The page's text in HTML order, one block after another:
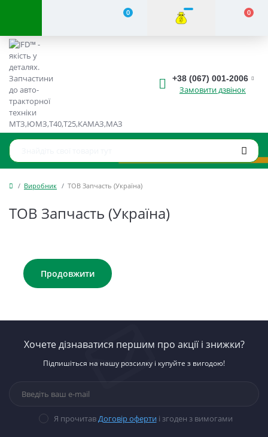
0 0
+38 (067) 001-2006
Замовити дзвінок
Виробник ТОВ Запчасть (Україна)
ТОВ Запчасть (Україна)
Продовжити
Хочете дізнаватися першим про акції і знижки?
Підпишіться на нашу розсилку і купуйте з вигодою!
Я прочитавДоговір офертиі згоден з вимогами